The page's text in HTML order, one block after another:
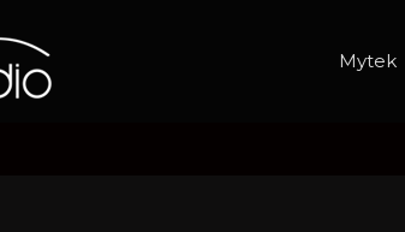
Mytek